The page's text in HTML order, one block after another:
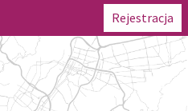
Rejestracja